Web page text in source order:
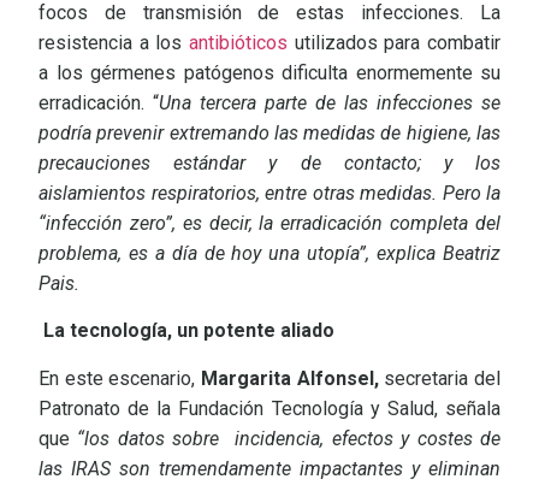
focos de transmisión de estas infecciones. La
resistencia a los antibióticos utilizados para combatir
a los gérmenes patógenos dificulta enormemente su
erradicación. “Una tercera parte de las infecciones se
podría prevenir extremando las medidas de higiene, las
precauciones estándar y de contacto; y los
aislamientos respiratorios, entre otras medidas. Pero la
“infección zero”, es decir, la erradicación completa del
problema, es a día de hoy una utopía”, explica Beatriz
Pais.
La tecnología, un potente aliado
En este escenario, Margarita Alfonsel, secretaria del
Patronato de la Fundación Tecnología y Salud, señala
que “los datos sobre incidencia, efectos y costes de
las IRAS son tremendamente impactantes y eliminan